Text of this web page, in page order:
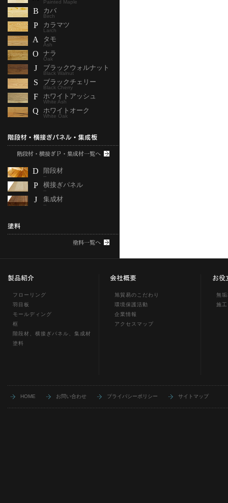
Painted Maple
B カバ
Birch
P カラマツ
Larch
A タモ
Ash
O ナラ
Oak
J ブラックウォルナット
Black Walnut
S ブラックチェリー
Black Cherry
F ホワイトアッシュ
White Ash
Q ホワイトオーク
White Oak
D 階段材
--
P 横接ぎパネル
--
J 集成材
--
フローリング
羽目板
モールディング
框
階段材、横接ぎパネル、集成材
塗料
旭貿易のこだわり
環境保護活動
企業情報
アクセスマップ
無
施
HOME お問い合わせ プライバシーポリシー サイトマップ